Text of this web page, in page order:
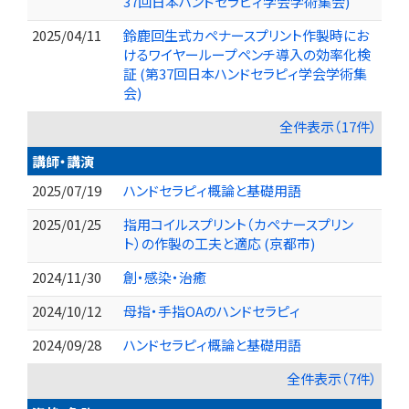
2025/04/11
鈴鹿回生式カペナースプリント作製時にお
けるワイヤーループペンチ導入の効率化検
証 (第37回日本ハンドセラピィ学会学術集
会)
全件表示（17件）
講師・講演
2025/07/19
ハンドセラピィ概論と基礎用語
2025/01/25
指用コイルスプリント（カペナースプリン
ト）の作製の工夫と適応 (京都市)
2024/11/30
創・感染・治癒
2024/10/12
母指・手指OAのハンドセラピィ
2024/09/28
ハンドセラピィ概論と基礎用語
全件表示（7件）